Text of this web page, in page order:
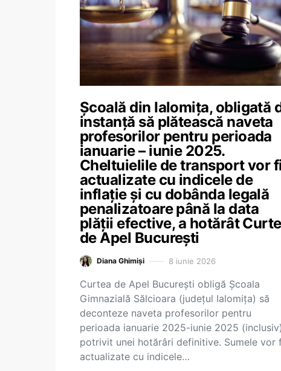
Școală din Ialomița, obligată
instanță să plătească naveta
profesorilor pentru perioada
ianuarie – iunie 2025.
Cheltuielile de transport vor
actualizate cu indicele de
inflație și cu dobânda legală
penalizatoare până la data
plății efective, a hotărât
de Apel București
Diana Ghimiși 8 iunie 2026
Curtea de Apel București obligă Şcoala
Gimnazială Sălcioara (județul Ialomița) să
deconteze naveta profesorilor pentru
perioada ianuarie 2025-iunie 2025
potrivit unei hotărâri definitive. Sumele vor
actualizate cu indicele…